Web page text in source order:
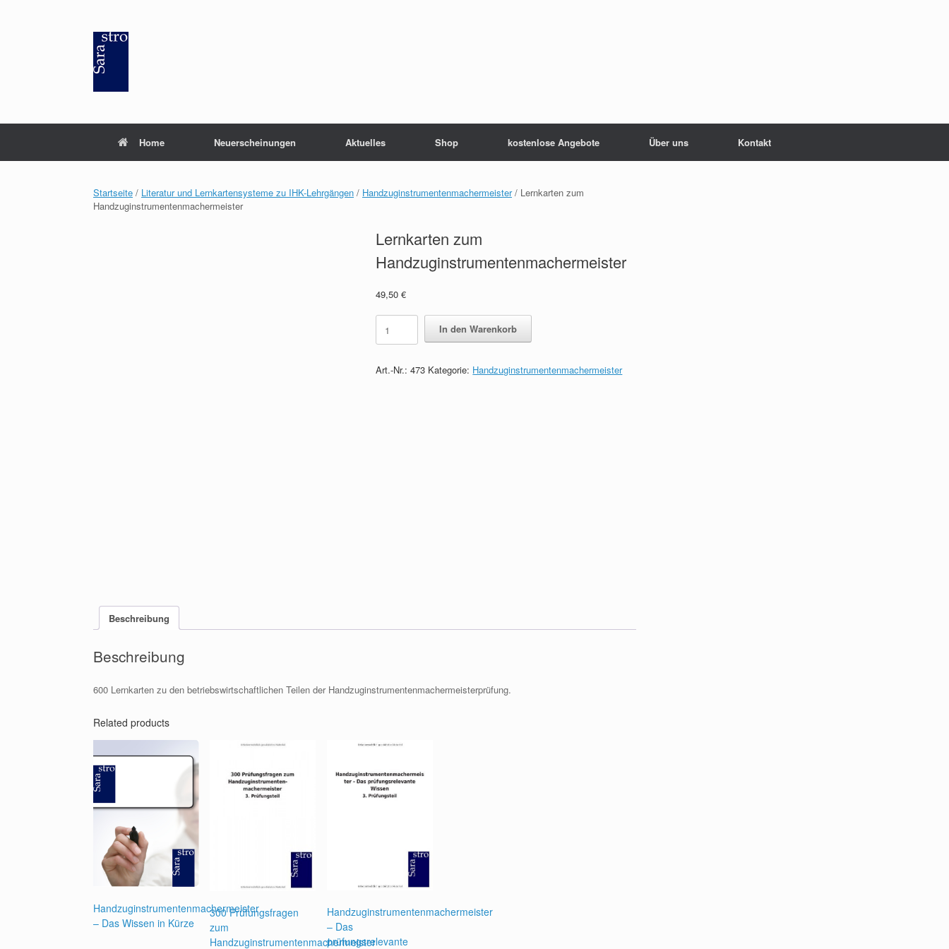
Home Neuerscheinungen Aktuelles Shop kostenlose Angebote Über uns Kontakt
Startseite / Literatur und Lernkartensysteme zu IHK-Lehrgängen / Handzuginstrumentenmachermeister/ Lernkarten zum
Handzuginstrumentenmachermeister
Lernkarten zum
Handzuginstrumentenmachermeister
49,50€
Lernkarten
zum
Handzuginstrumentenmachermeister
In den Warenkorb
Art.-Nr.:473 Kategorie: Handzuginstrumentenmachermeister
Beschreibung
Beschreibung
600 Lernkarten zu den betriebswirtschaftlichen Teilen der Handzuginstrumentenmachermeisterprüfung.
Related products
Handzuginstrumentenmachermeister
– Das Wissen in Kürze
300 Prüfungsfragen
zum
Handzuginstrumentenmachermeister
Handzuginstrumentenmachermeister
– Das
prüfungsrelevante